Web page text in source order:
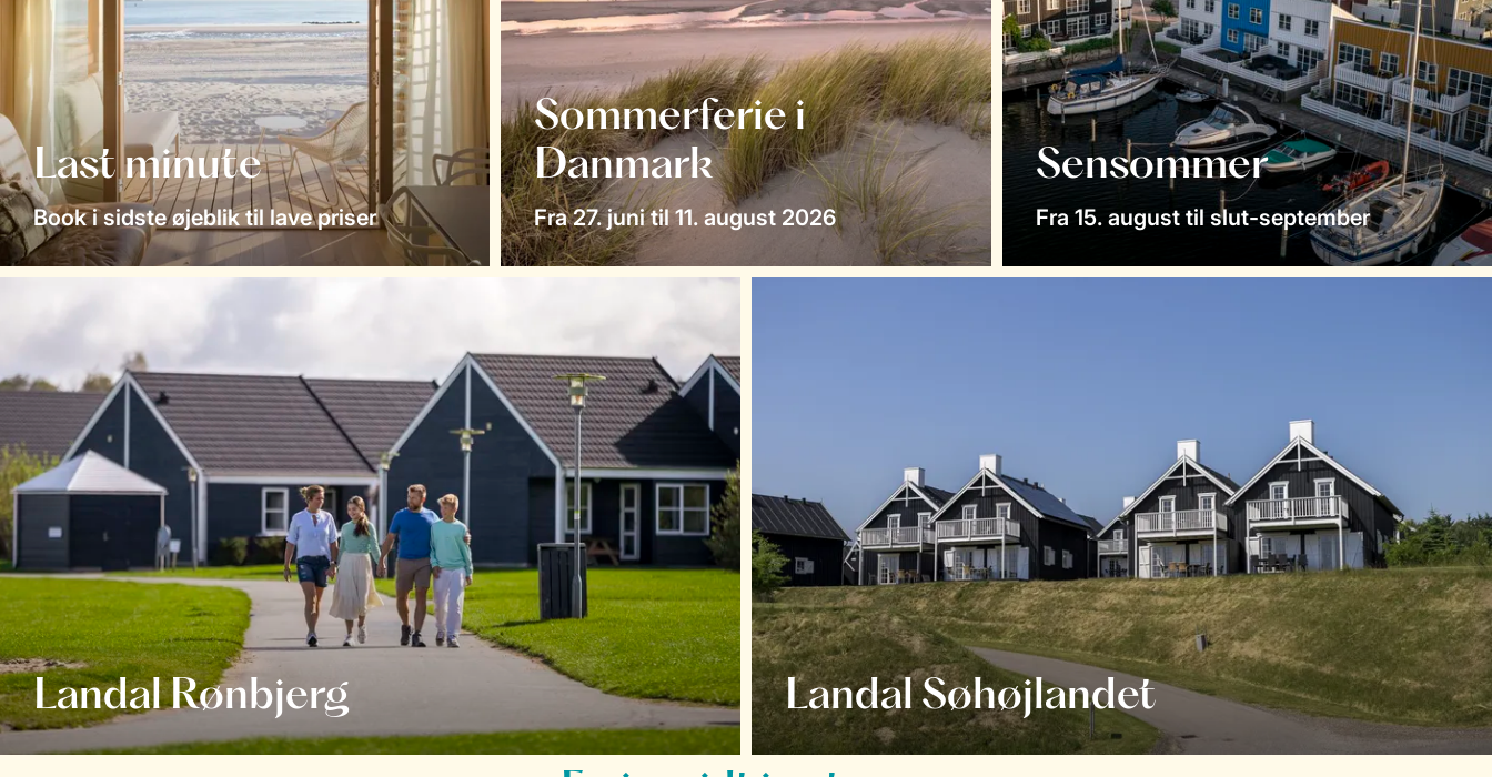
Last minute
Book i sidste øjeblik til lave priser
Sommerferie i
Danmark
Fra 27. juni til 11. august 2026
Sensommer
Fra 15. august til slut-september
Landal Rønbjerg Landal Søhøjlandet